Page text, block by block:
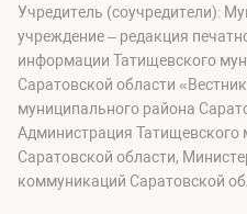
Учредитель (соучредители):
учреждение – редакция
информации Татищевского
Саратовской области
муниципального района
Администрация Татищевского
Саратовской области,
коммуникаций Саратовской